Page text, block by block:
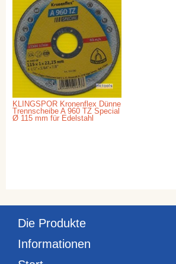
KLINGSPOR Kronenflex Dünne
Trennscheibe A 960 TZ Special
Ø 115 mm für Edelstahl
Die Produkte
Informationen